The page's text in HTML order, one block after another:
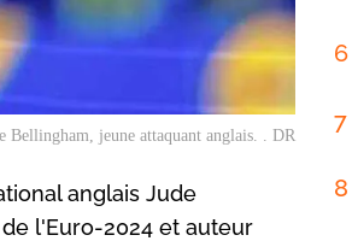
Bellingham, jeune attaquant anglais. . DR
anglais Jude
l'Euro-2024 et auteur
6
7
8